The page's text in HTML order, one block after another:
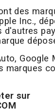
des
Inc.,
d'autres
Google
marques
sur